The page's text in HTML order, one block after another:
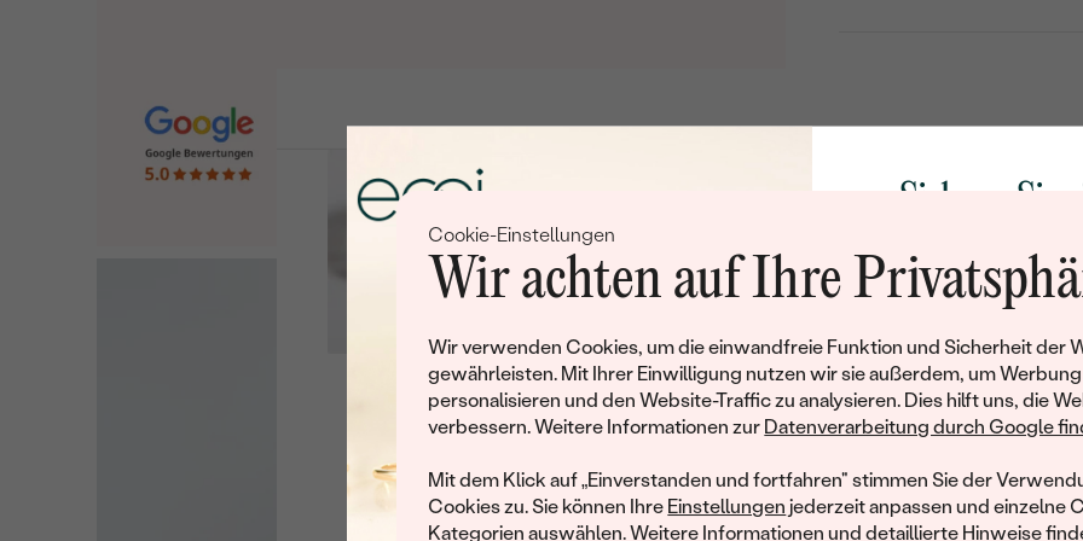
Cookie-Einstellungen
Wir achten auf Ihre
Wir verwenden Cookies, um die einwandfreie Funktion und Sicherheit der
gewährleisten. Mit Ihrer Einwilligung nutzen wir sie außerdem, um Werbung
personalisieren und den Website-Traffic zu analysieren. Dies hilft uns, die
verbessern. Weitere Informationen zur Datenverarbeitung durch Google
Mit dem Klick auf „Einverstanden und fortfahren" stimmen Sie der
Cookies zu. Sie können Ihre Einstellungen jederzeit anpassen und einzelne
Kategorien auswählen. Weitere Informationen und detaillierte Hinweise
Leider hat dieses Schmuckstück bereits seinen Besitzer
informiert werden möchten, hinterlassen Sie uns bitte Ihre E-
Sichern Sie
Rabatt auf
Werden Sie Teil
und entdecken Sie die
gefertigten Schmucks
Ihren ersten